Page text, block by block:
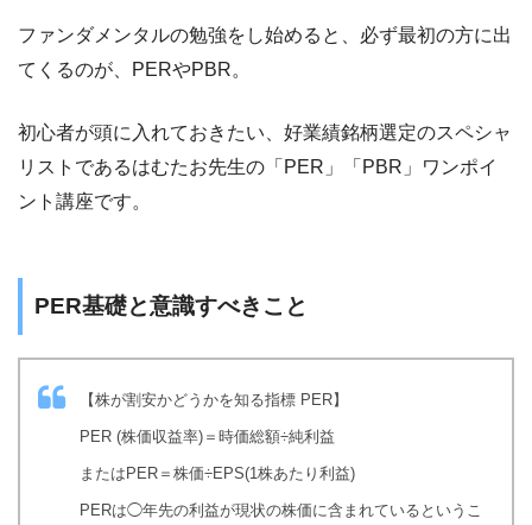
ファンダメンタルの勉強をし始めると、必ず最初の方に出
てくるのが、PERやPBR。
初心者が頭に入れておきたい、好業績銘柄選定のスペシャ
リストであるはむたお先生の「PER」「PBR」ワンポイ
ント講座です。
PER基礎と意識すべきこと
【株が割安かどうかを知る指標 PER】
PER (株価収益率)＝時価総額÷純利益
またはPER＝株価÷EPS(1株あたり利益)
PERは◯年先の利益が現状の株価に含まれているというこ